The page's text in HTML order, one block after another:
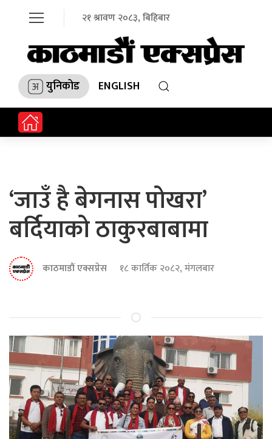
२१ श्रावण २०८३, बिहिबार
युनिकोड ENGLISH
‘जाउँ है बेगनास पोखरा’
बर्दियाको ठाकुरबाबामा
काठमाडौं एक्सप्रेस १८ कार्तिक २०८२, मंगलबार